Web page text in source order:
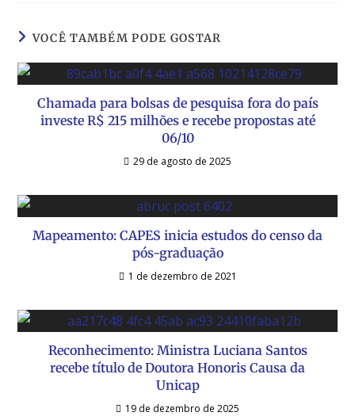
VOCÊ TAMBÉM PODE GOSTAR
Chamada para bolsas de pesquisa fora do país
investe R$ 215 milhões e recebe propostas até
06/10
29 de agosto de 2025
Mapeamento: CAPES inicia estudos do censo da
pós-graduação
1 de dezembro de 2021
Reconhecimento: Ministra Luciana Santos
recebe título de Doutora Honoris Causa da
Unicap
19 de dezembro de 2025